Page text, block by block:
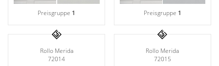
Preisgruppe 1 Preisgruppe 1
Rollo Merida
72014
Rollo Merida
72015